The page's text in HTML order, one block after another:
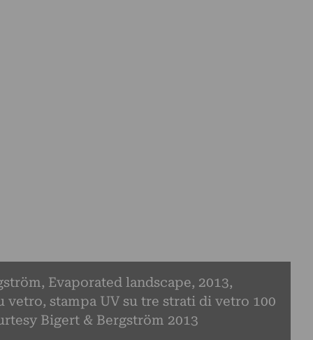
Evaporated landscape, 2013,
vetro, stampa UV su tre strati di vetro 100
Bigert & Bergström 2013